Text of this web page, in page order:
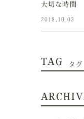
大切な時間
2018.10.03
TAG タグ